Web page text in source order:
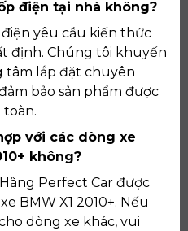
điện tại nhà không?
yêu cầu kiến thức
định. Chúng tôi khuyến
tâm lắp đặt chuyên
bảo sản phẩm được
toàn.
với các dòng xe
không?
Perfect Car được
BMW X1 2010+. Nếu
dòng xe khác, vui